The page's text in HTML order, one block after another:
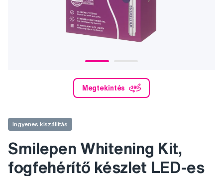
Megtekintés
Ingyenes kiszállítás
Smilepen Whitening Kit,
fogfehérítő készlet LED-es